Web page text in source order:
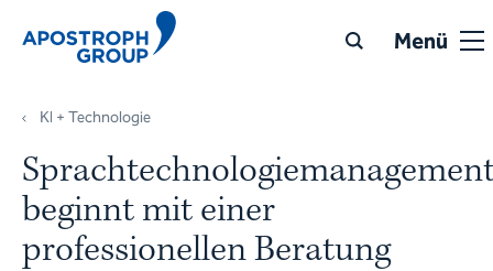
Menü
KI + Technologie
beginnt mit einer
professionellen Beratung